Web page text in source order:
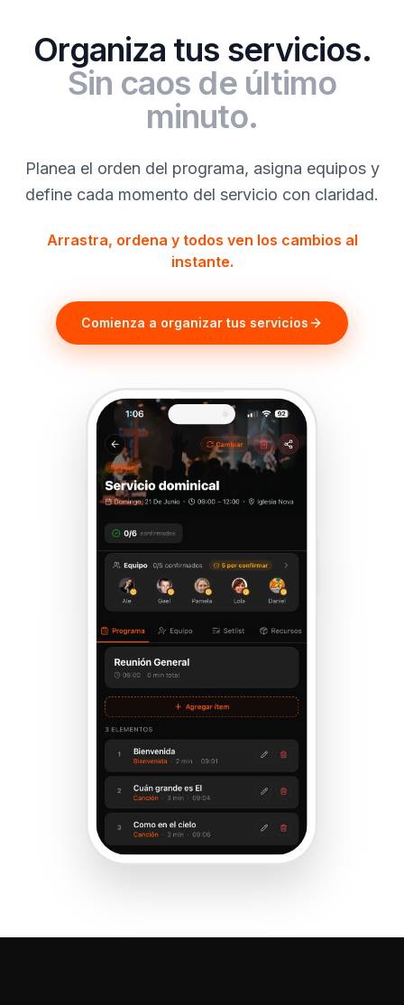
Organiza tus servicios.
Sin caos de último
minuto.
Planea el orden del programa, asigna equipos y
define cada momento del servicio con claridad.
Arrastra, ordena y todos ven los cambios al
instante.
Comienza a organizar tus servicios